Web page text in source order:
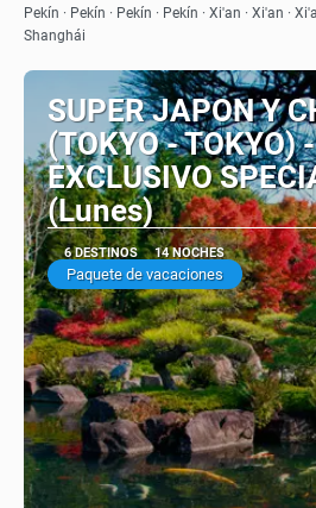
Pekín · Pekín · Pekín · Pekín · Xi'an · Xi'an ·
Shanghái
SUPER JAPON Y
(TOKYO - TOKYO) -
EXCLUSIVO
(Lunes)
6 DESTINOS 14 NOCHES
Paquete de vacaciones